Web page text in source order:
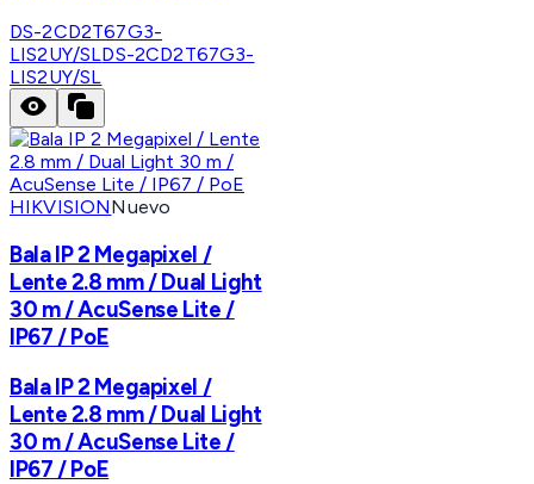
DS-2CD2T67G3-
LIS2UY/SLDS-2CD2T67G3-
LIS2UY/SL
HIKVISIONNuevo
Bala IP 2 Megapixel /
Lente 2.8 mm / Dual Light
30 m / AcuSense Lite /
IP67 / PoE
Bala IP 2 Megapixel /
Lente 2.8 mm / Dual Light
30 m / AcuSense Lite /
IP67 / PoE